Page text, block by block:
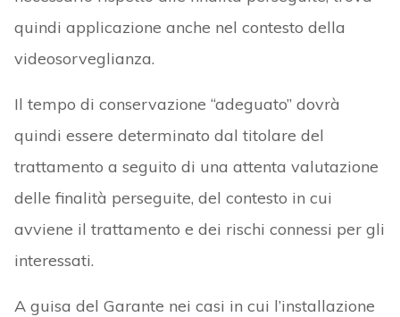
quindi applicazione anche nel contesto della
videosorveglianza.
Il tempo di conservazione “adeguato” dovrà
quindi essere determinato dal titolare del
trattamento a seguito di una attenta valutazione
delle finalità perseguite, del contesto in cui
avviene il trattamento e dei rischi connessi per gli
interessati.
A guisa del Garante nei casi in cui l’installazione